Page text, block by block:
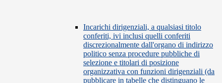
Incarichi dirigenziali, a qualsiasi titolo
conferiti, ivi inclusi quelli conferiti
discrezionalmente dall'organo di indirizzo
politico senza procedure pubbliche di
selezione e titolari di posizione
organizzativa con funzioni dirigenziali (da
pubblicare in tabelle che distinguano le